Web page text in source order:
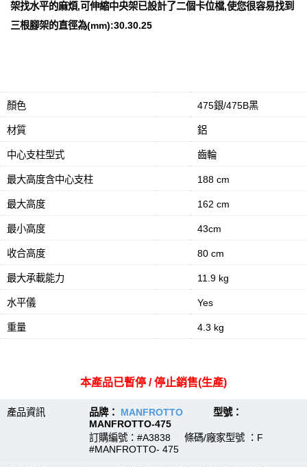
架找水平的麻煩,可伸縮中央架已設計了二個卡位檔,使您很容易找到
三根腳架的直徑為(mm):30.30.25
顏色 475銀/475B黑
材質 鋁
中心支柱型式 齒輪
最大高度含中心支柱 188 cm
最大高度 162 cm
最小高度 43cm
收合高度 80 cm
最大承載能力 11.9 kg
水平儀 Yes
重量 4.3 kg
本產品已暫停 / 停止銷售(生產)
產品資訊 品牌： MANFROTTO 型號：
MANFROTTO-475
訂購編號：#A3838 條碼/廠家型號 ：F
#MANFROTTO- 475